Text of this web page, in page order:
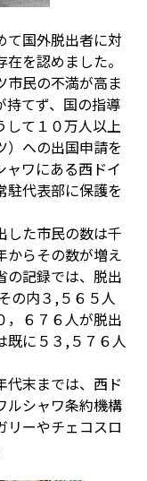
て国外脱出者に対
を認めました。
市民の不満が高ま
持てず、国の指導
て１０万人以上
）への出国申請を
ャワにある西ドイ
駐代表部に保護を
した市民の数は千
からその数が増え
の記録では、脱出
の内３,５６５人
，６７６人が脱出
既に５３,５７６人
代末までは、西ド
ルシャワ条約機構
リーやチェコスロ